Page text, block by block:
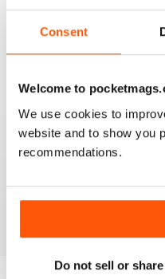
Consent
Welcome to
We use cookies to
website and to show you
recommendations.
Do not sell or